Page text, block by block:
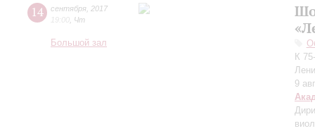
14 сентября 2017
19:00
Чт
Большой зал
К
9